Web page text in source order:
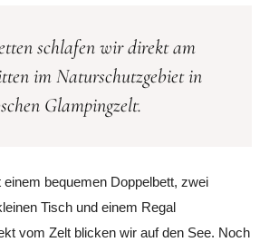
schlafen wir direkt am
im Naturschutzgebiet in
Glampingzelt.
bequemen Doppelbett, zwei
Tisch und einem Regal
vom Zelt blicken wir auf den See. Noch